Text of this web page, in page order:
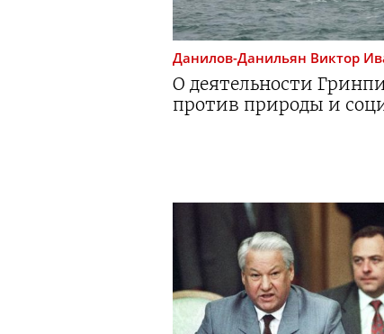
Данилов-Данильян Виктор
О деятельности
против природы и